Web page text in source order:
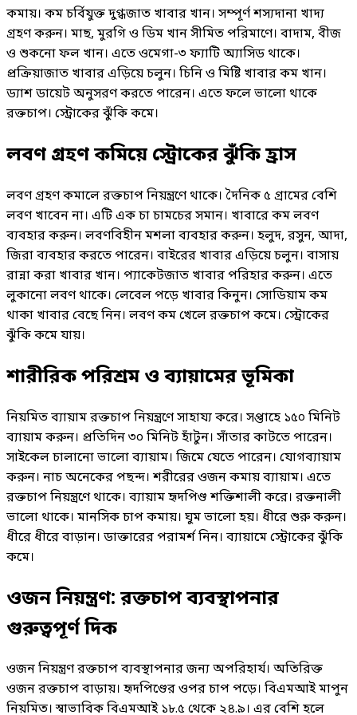
কমায়। কম চর্বিযুক্ত দুগ্ধজাত খাবার খান। সম্পূর্ণ শস্যদানা খাদ্য
গ্রহণ করুন। মাছ, মুরগি ও ডিম খান সীমিত পরিমাণে। বাদাম, বীজ
ও শুকনো ফল খান। এতে ওমেগা-৩ ফ্যাটি অ্যাসিড থাকে।
প্রক্রিয়াজাত খাবার এড়িয়ে চলুন। চিনি ও মিষ্টি খাবার কম খান।
ড্যাশ ডায়েট অনুসরণ করতে পারেন। এতে ফলে ভালো থাকে
রক্তচাপ। স্ট্রোকের ঝুঁকি কমে।
লবণ গ্রহণ কমিয়ে স্ট্রোকের ঝুঁকি হ্রাস
লবণ গ্রহণ কমালে রক্তচাপ নিয়ন্ত্রণে থাকে। দৈনিক ৫ গ্রামের বেশি
লবণ খাবেন না। এটি এক চা চামচের সমান। খাবারে কম লবণ
ব্যবহার করুন। লবণবিহীন মশলা ব্যবহার করুন। হলুদ, রসুন, আদা,
জিরা ব্যবহার করতে পারেন। বাইরের খাবার এড়িয়ে চলুন। বাসায়
রান্না করা খাবার খান। প্যাকেটজাত খাবার পরিহার করুন। এতে
লুকানো লবণ থাকে। লেবেল পড়ে খাবার কিনুন। সোডিয়াম কম
থাকা খাবার বেছে নিন। লবণ কম খেলে রক্তচাপ কমে। স্ট্রোকের
ঝুঁকি কমে যায়।
শারীরিক পরিশ্রম ও ব্যায়ামের ভূমিকা
নিয়মিত ব্যায়াম রক্তচাপ নিয়ন্ত্রণে সাহায্য করে। সপ্তাহে ১৫০ মিনিট
ব্যায়াম করুন। প্রতিদিন ৩০ মিনিট হাঁটুন। সাঁতার কাটতে পারেন।
সাইকেল চালানো ভালো ব্যায়াম। জিমে যেতে পারেন। যোগব্যায়াম
করুন। নাচ অনেকের পছন্দ। শরীরের ওজন কমায় ব্যায়াম। এতে
রক্তচাপ নিয়ন্ত্রণে থাকে। ব্যায়াম হৃদপিণ্ড শক্তিশালী করে। রক্তনালী
ভালো থাকে। মানসিক চাপ কমায়। ঘুম ভালো হয়। ধীরে শুরু করুন।
ধীরে ধীরে বাড়ান। ডাক্তারের পরামর্শ নিন। ব্যায়ামে স্ট্রোকের ঝুঁকি
কমে।
ওজন নিয়ন্ত্রণ: রক্তচাপ ব্যবস্থাপনার
গুরুত্বপূর্ণ দিক
ওজন নিয়ন্ত্রণ রক্তচাপ ব্যবস্থাপনার জন্য অপরিহার্য। অতিরিক্ত
ওজন রক্তচাপ বাড়ায়। হৃদপিণ্ডের ওপর চাপ পড়ে। বিএমআই মাপুন
নিয়মিত। স্বাভাবিক বিএমআই ১৮.৫ থেকে ২৪.৯। এর বেশি হলে